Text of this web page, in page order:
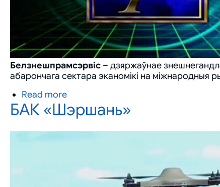
Белзнешпрамсэрвіс – дзяржаўнае
абарончага сектара эканомікі на міжнародныя
Read moreabout
ДЗГУП
"Белзнешпрамсэрвіс"
БАК «Шэршань»